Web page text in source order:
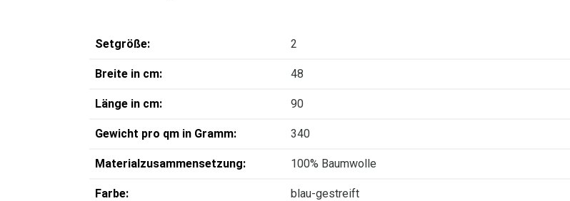
Setgröße: 2
Breite in cm: 48
Länge in cm: 90
Gewicht pro qm in Gramm: 340
Materialzusammensetzung: 100% Baumwolle
Farbe: blau-gestreift